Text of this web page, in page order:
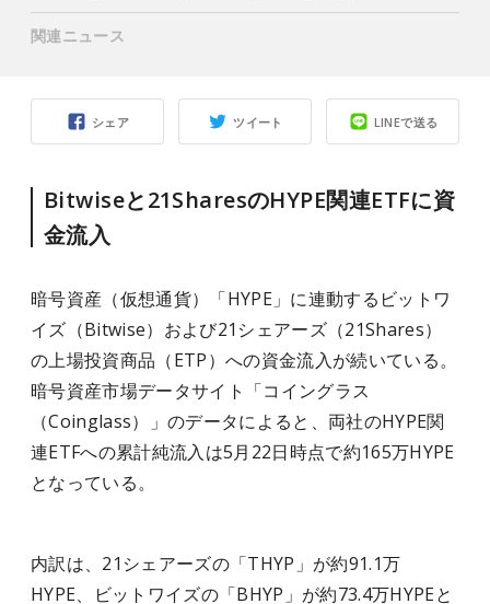
シェア ツイート LINEで送る
Bitwiseと21SharesのHYPE関連ETFに資
金流入
暗号資産（仮想通貨）「HYPE」に連動するビットワ
イズ（Bitwise）および21シェアーズ（21Shares）
の上場投資商品（ETP）への資金流入が続いている。
暗号資産市場データサイト「コイングラス
（Coinglass）」のデータによると、両社のHYPE関
連ETFへの累計純流入は5月22日時点で約165万HYPE
となっている。
内訳は、21シェアーズの「THYP」が約91.1万
HYPE、ビットワイズの「BHYP」が約73.4万HYPEと
関連ニュース